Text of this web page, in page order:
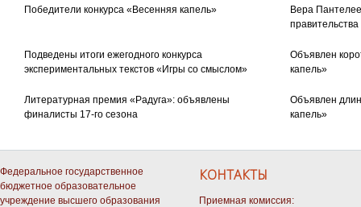
Победители конкурса «Весенняя капель»
Вера
Подведены итоги ежегодного конкурса
экспериментальных текстов «Игры со смыслом»
Объявлен
капель»
Литературная премия «Радуга»: объявлены
финалисты 17-го сезона
Объявлен
капель»
Федеральное государственное
бюджетное образовательное
учреждение высшего образования
КОНТАКТЫ
Приемная комиссия: